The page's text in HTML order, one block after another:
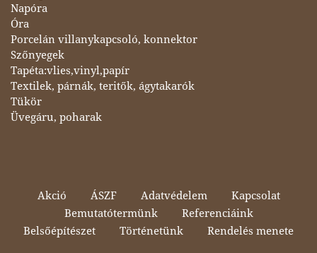
Napóra
Óra
Porcelán villanykapcsoló, konnektor
Szőnyegek
Tapéta:vlies,vinyl,papír
Textilek, párnák, teritők, ágytakarók
Tükör
Üvegáru, poharak
Akció ÁSZF Adatvédelem
Kapcsolat
Bemutatótermünk
Referenciáink
Belsőépítészet
Történetünk Rendelés menete